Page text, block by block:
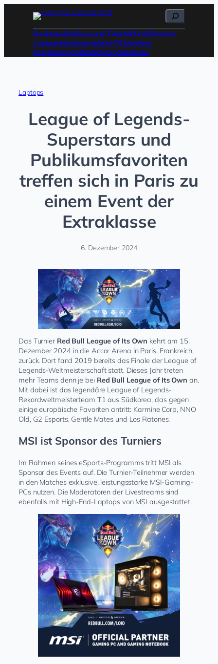
Suchen
DesktopsGehäuse und ZubehörGrafikkarten
LaptopsMainboardsMini-PCMonitore
PeripheriegeräteSSDVerschiedenes
Laptops
League of Legends-
Superstars und
Publikumsfavoriten
treffen sich in Paris zu
einem Event der
Extraklasse
6. Dezember 2024
Das Turnier Red Bull League of Its Own kehrt am 15.
Dezember 2024 in die Accor Arena in Paris, Frankreich,
zurück. Dort fand 2019 bereits das Finale der League of
Legends-Weltmeisterschaft statt. Dieses Jahr treten
mehr Teams denn je bei Red Bull League of Its Own an.
Mit dabei ist das legendäre League of Legends-
Rekordweltmeisterteam T1 aus Südkorea, das gegen
einige europäische Favoriten antritt: Karmine Corp, NNO
Old, G2 Esports, Gentle Mates und Los Ratones.
MSI ist Sponsor des Turniers
Im Rahmen seines eSports-Programms tritt MSI als
Sponsor des Events auf. Die Turnier-Teilnehmer werden
in den Matches exklusive, leistungsstarke MSI-Gaming-
PCs nutzen. Die Moderatoren der Livestreams sind
ebenfalls mit High-End-Laptops von MSI ausgestattet.